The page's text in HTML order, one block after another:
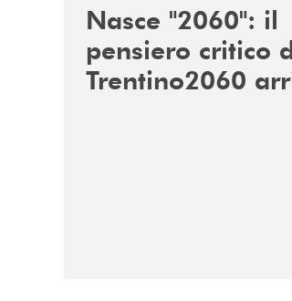
Nasce "2060": il
pensiero critico
Trentino2060